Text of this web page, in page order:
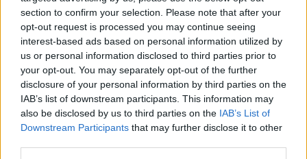
section to confirm your selection. Please note that after your
opt-out request is processed you may continue seeing
interest-based ads based on personal information utilized by
us or personal information disclosed to third parties prior to
your opt-out. You may separately opt-out of the further
disclosure of your personal information by third parties on the
IAB’s list of downstream participants. This information may
also be disclosed by us to third parties on the IAB’s List of
Downstream Participants that may further disclose it to other
Museo Archeologico e cioè ore10 – 12,30 e 14,30 – 18.
La storica dell’Arte,Susanna Ragionieri, nel suo testo di
introduzione al catalogo della mostra, parlando del lavoro dei due
artisti elbani, ispirati dalle costruzioni medicee, ha scritto:
"Non credo sia un caso se tracce di queste lontane esperienze si
avvertono riaffiorare nelle opere qui riunite di Marcello d’Arco e
Andrea Lunghi: due artisti elbani di differenti generazioni, attratti
entrambi dall'immagine della città di Cosimo tanto da dedicarle